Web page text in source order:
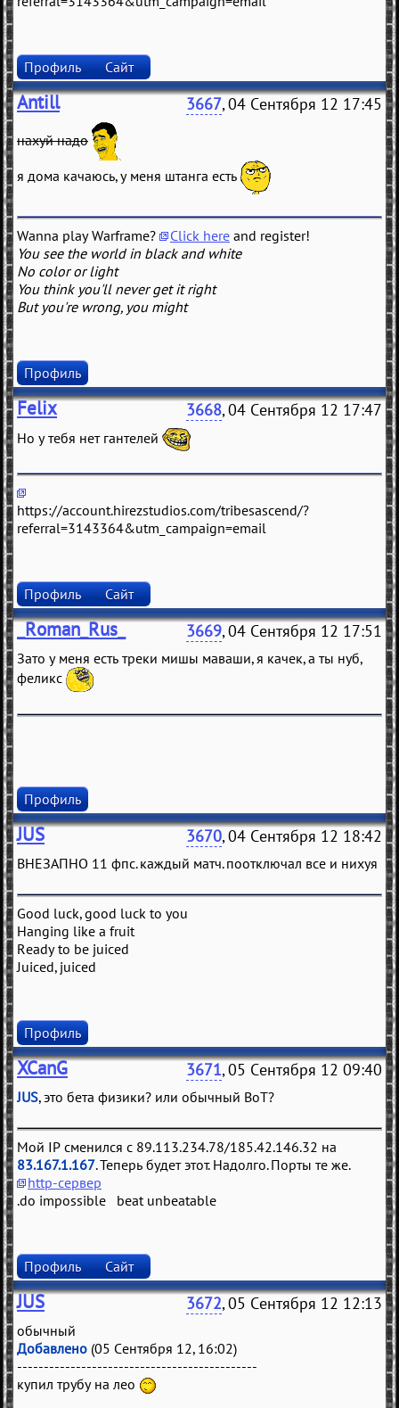
Профиль Сайт
Antill 3667, 04 Сентября 12 17:45
нахуй надо
я дома качаюсь, у меня штанга есть
Wanna play Warframe? Click here and register!
You see the world in black and white
No color or light
You think you'll never get it right
But you're wrong, you might
Профиль
Felix 3668, 04 Сентября 12 17:47
Но у тебя нет гантелей
https://account.hirezstudios.com/tribesascend/?
referral=3143364&utm_campaign=email
Профиль Сайт
_Roman_Rus_ 3669, 04 Сентября 12 17:51
Зато у меня есть треки мишы маваши, я качек, а ты нуб,
феликс
Профиль
JUS 3670, 04 Сентября 12 18:42
ВНЕЗАПНО 11 фпс. каждый матч. поотключал все и нихуя
Good luck, good luck to you
Hanging like a fruit
Ready to be juiced
Juiced, juiced
Профиль
XCanG 3671, 05 Сентября 12 09:40
JUS, это бета физики? или обычный ВоТ?
Мой IP сменился с 89.113.234.78/185.42.146.32 на
83.167.1.167. Теперь будет этот. Надолго. Порты те же.
http-сервер
.do impossible beat unbeatable
Профиль Сайт
JUS 3672, 05 Сентября 12 12:13
обычный
Добавлено (05 Сентября 12, 16:02)
---------------------------------------------
купил трубу на лео